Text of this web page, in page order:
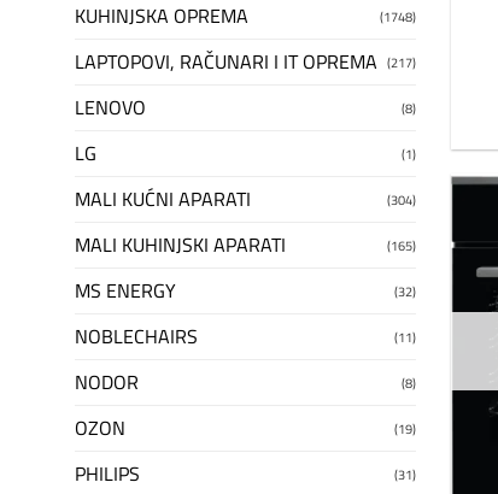
KUHINJSKA OPREMA (1748)
LAPTOPOVI, RAČUNARI I IT OPREMA (217)
LENOVO (8)
LG (1)
MALI KUĆNI APARATI (304)
MALI KUHINJSKI APARATI (165)
MS ENERGY (32)
NOBLECHAIRS (11)
NODOR (8)
OZON (19)
PHILIPS (31)